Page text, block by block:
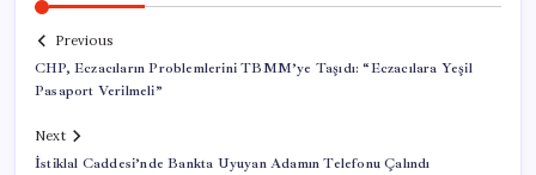
Previous
CHP, Eczacıların Problemlerini TBMM’ye Taşıdı: “Eczacılara Yeşil
Pasaport Verilmeli”
Next
İstiklal Caddesi’nde Bankta Uyuyan Adamın Telefonu Çalındı